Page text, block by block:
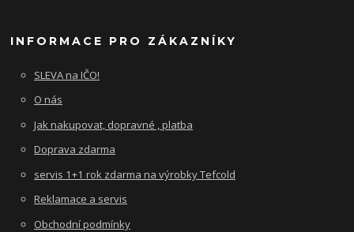
INFORMACE PRO ZÁKAZNÍKY
SLEVA na IČO!
O nás
Jak nakupovat, dopravné , platba
Doprava zdarma
servis 1+1 rok zdarma na výrobky Tefcold
Reklamace a servis
Obchodní podmínky